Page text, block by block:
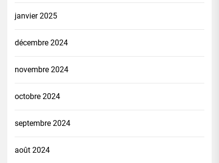
janvier 2025
décembre 2024
novembre 2024
octobre 2024
septembre 2024
août 2024